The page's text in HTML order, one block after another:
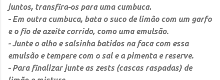
juntos, transfira-os para uma cumbuca.
- Em outra cumbuca, bata o suco de limão com um garfo
e o fio de azeite corrido, como uma emulsão.
- Junte o alho e salsinha batidos na faca com essa
emulsão e tempere com o sal e a pimenta e reserve.
- Para finalizar junte as zests (cascas raspadas) de